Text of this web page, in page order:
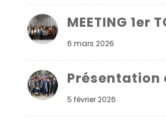
MEETING 1er
6 mars 2026
Présentation
5 février 2026